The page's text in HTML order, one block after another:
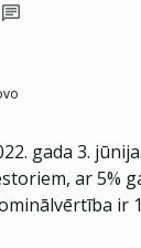
gada 3.
ar 5%
ir